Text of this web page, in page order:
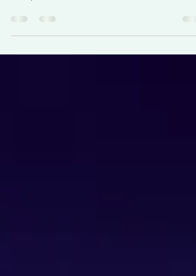
compatibilités amoureuses. Pour démarrer,
je vous propose une...